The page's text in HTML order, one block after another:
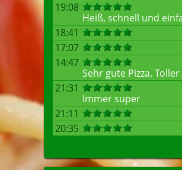
19:08
Heiß, schnell und
18:41
17:07
14:47
Sehr gute Pizza.
21:31
Immer super
21:11
20:35